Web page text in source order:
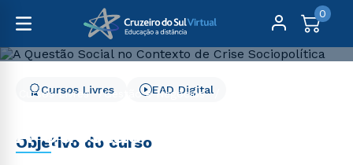
0
Cursos Livres
Gestão e Negócios
A Questão Social no
Cursos Livres EAD Digital
Objetivo do curso